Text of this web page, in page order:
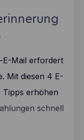
E-Mail erfordert
Mit diesen 4 E-
Tipps erhöhen
schnell